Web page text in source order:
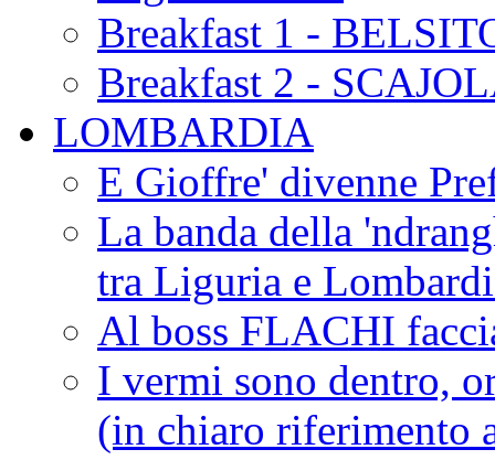
Breakfast 1 -
Breakfast 2 -
LOMBARDIA
E Gioffre' divenne
La banda della
tra Liguria e
Al boss FLACHI
I vermi sono dentro,
(in chiaro riferimento